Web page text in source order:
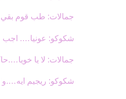
جمالات: طب قوم بقي
شكوكو: عونيا…. اجب
جمالات: لا يا
شكوكو: ريجيم